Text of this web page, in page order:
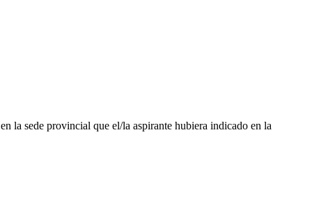
en la sede provincial que el/la aspirante hubiera indicado en la